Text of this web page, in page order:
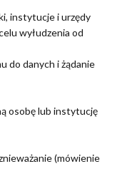
instytucje i urzędy
wyłudzenia od
do danych i żądanie
osobę lub instytucję
(mówienie